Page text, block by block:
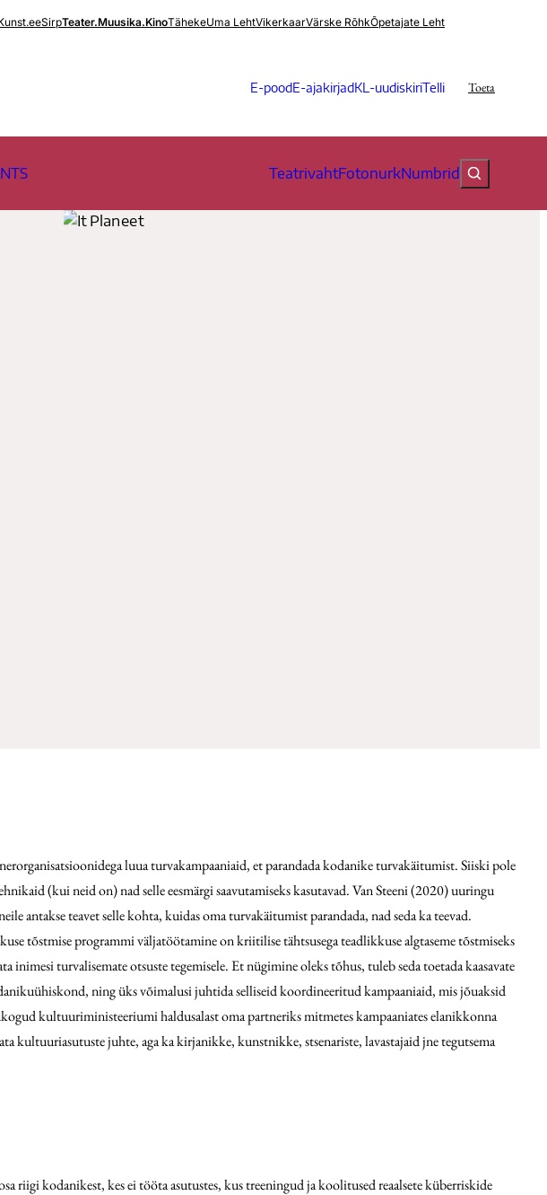
SirpTeater.Muusika.KinoTähekeUma LehtVikerkaarVärske RõhkÕpetajate Leht
E-poodE-ajakirjadKL-uudiskiriTelli Toeta
TeatrivahtFotonurkNumbrid
luua turvakampaaniaid, et parandada kodanike turvakäitumist. Siiski pole
(kui neid on) nad selle eesmärgi saavutamiseks kasutavad. Van Steeni (2020) uuringu
antakse teavet selle kohta, kuidas oma turvakäitumist parandada, nad seda ka teevad.
tõstmise programmi väljatöötamine on kriitilise tähtsusega teadlikkuse algtaseme tõstmiseks
turvalisemate otsuste tegemisele. Et nügimine oleks tõhus, tuleb seda toetada kaasavate
ning üks võimalusi juhtida selliseid koordineeritud kampaaniaid, mis jõuaksid
kultuuriministeeriumi haldusalast oma partneriks mitmetes kampaaniates elanikkonna
juhte, aga ka kirjanikke, kunstnikke, stsenariste, lavastajaid jne tegutsema
riigi kodanikest, kes ei tööta asutustes, kus treeningud ja koolitused reaalsete küberriskide